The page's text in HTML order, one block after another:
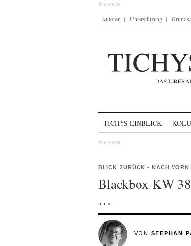
Autoren Unterstützung
TICHYS EINBLICK
BLICK ZURÜCK - NACH VORN
Blackbox KW
…
VON STEPHAN